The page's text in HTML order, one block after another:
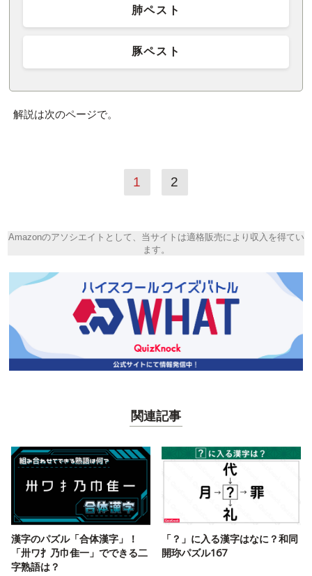
肺ペスト
豚ペスト
解説は次のページで。
1 2
Amazonのアソシエイトとして、当サイトは適格販売により収入を得てい
ます。
関連記事
漢字のパズル「合体漢字」！
「卅ワ扌乃巾隹一」でできる二
字熟語は？
「？」に入る漢字はなに？和同
開珎パズル167